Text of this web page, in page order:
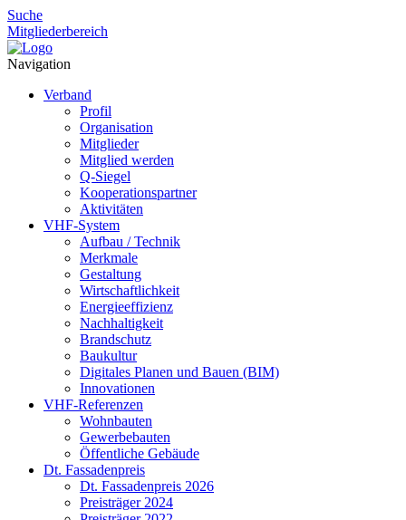
Suche
Mitgliederbereich
Navigation
Verband
Profil
Organisation
Mitglieder
Mitglied werden
Q-Siegel
Kooperationspartner
Aktivitäten
VHF-System
Aufbau / Technik
Merkmale
Gestaltung
Wirtschaftlichkeit
Energieeffizienz
Nachhaltigkeit
Brandschutz
Baukultur
Digitales Planen und Bauen (BIM)
Innovationen
VHF-Referenzen
Wohnbauten
Gewerbebauten
Öffentliche Gebäude
Dt. Fassadenpreis
Dt. Fassadenpreis 2026
Preisträger 2024